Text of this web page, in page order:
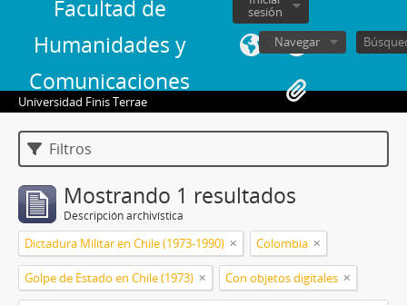
Facultad de
Humanidades y
Comunicaciones
sesión
Navegar
Universidad Finis Terrae
Filtros
Mostrando 1 resultados
Descripción archivística
Dictadura Militar en Chile (1973-1990) Colombia
Golpe de Estado en Chile (1973) Con objetos digitales